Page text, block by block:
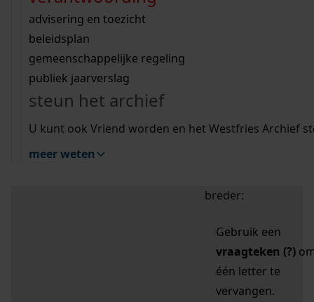
bouwvergunningen
omgevingsvergunningen
vergunningen
beeld en geluid
uitleg nodig?
Wij helpen u op weg met een aantal zoektips.
bekijk alle zoektips
Wij helpen u op weg met een aantal zoektips.
bekijk alle zoektips
bekijk ons geschiedenislokaal
advisering en toezicht
beleidsplan
gemeenschappelijke regeling
publiek jaarverslag
steun het archief
U kunt ook Vriend worden en het Westfries Archief
meer weten
zoektips
Mijn Studiezaal (inloggen)
uw zoekopdracht te
breder:
Gebruik een
vraagteken (?)
één letter te
vervangen.